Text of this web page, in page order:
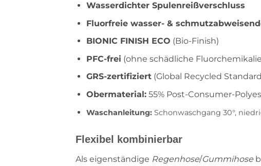
Wasserdichter Spulenreißverschluss
Fluorfreie wasser‑ &
BIONIC FINISH ECO (Bio‑Finish)
PFC‑frei (ohne schädliche
GRS‑zertifiziert(Global Recycled
Obermaterial:55%
Waschanleitung:Schonwaschgang 30°,
Flexibel kombinierbar
Als eigenständige Regenhose/Gummihose